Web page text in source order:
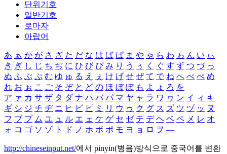
단위기호
일반기호
로마자
아랍어
あ ぁ か が さ ざ た だ な は ば ぱ ま や ゃ ら わ ゎ ん い ぃ
き ぎ し じ ち ぢ に ひ び ぴ み り う ぅ く ぐ す ず つ づ っ
ぬ ふ ぶ ぷ む ゆ ゅ る え ぇ け げ せ ぜ て で ね へ べ ぺ め
れ お ぉ こ ご そ ぞ と ど の ほ ぼ ぽ も よ ょ ろ を
ア ァ カ サ ザ タ ダ ナ ハ バ パ マ ヤ ャ ラ ワ ヮ ン イ ィ キ
ギ シ ジ チ ヂ ニ ヒ ビ ピ ミ リ ウ ゥ ク グ ス ズ ツ ヅ ッ ヌ
フ ブ プ ム ユ ュ ル エ ェ ケ ゲ セ ゼ テ デ ヘ ベ ペ メ レ オ
ォ コ ゴ ソ ゾ ト ド ノ ホ ボ ポ モ ヨ ョ ロ ヲ ―
http://chineseinput.net/에서 pinyin(병음)방식으로 중국어를 변환